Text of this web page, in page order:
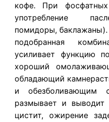
кофе. При
употребление
помидоры,
подобранная
усиливает функцию
хороший
обладающий
и обезболивающим
размывает и выводит
цистит, ожирение